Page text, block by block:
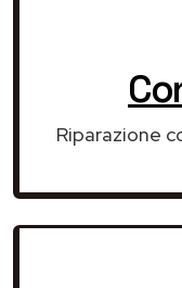
Riparazione